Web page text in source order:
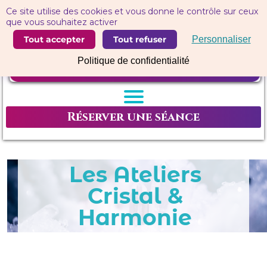
Ce site utilise des cookies et vous donne le contrôle sur ceux
que vous souhaitez activer
Tout accepter
Tout refuser Personnaliser
Politique de confidentialité
Réserver une séance
Les Ateliers
Cristal &
Harmonie